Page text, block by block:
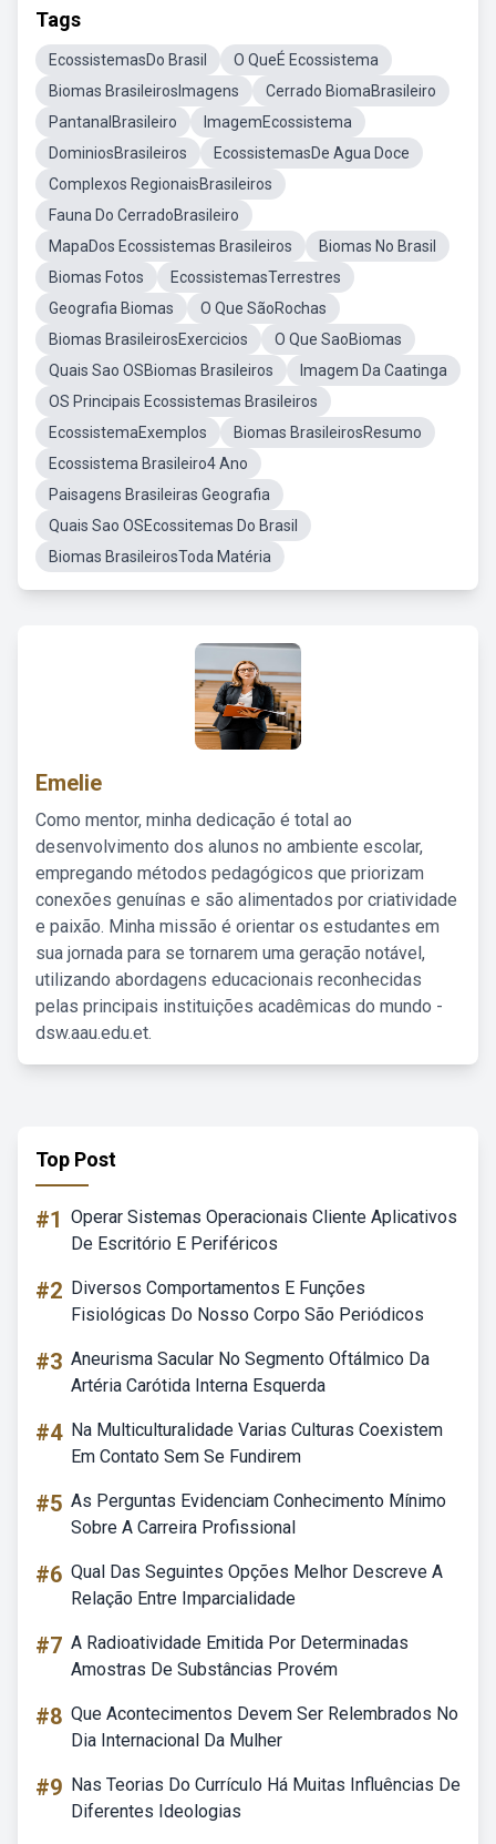
Tags
EcossistemasDo Brasil
O QueÉ Ecossistema
Biomas BrasileirosImagens
Cerrado BiomaBrasileiro
PantanalBrasileiro
ImagemEcossistema
DominiosBrasileiros
EcossistemasDe Agua Doce
Complexos RegionaisBrasileiros
Fauna Do CerradoBrasileiro
MapaDos Ecossistemas Brasileiros
Biomas No Brasil
Biomas Fotos
EcossistemasTerrestres
Geografia Biomas
O Que SãoRochas
Biomas BrasileirosExercicios
O Que SaoBiomas
Quais Sao OSBiomas Brasileiros
Imagem Da Caatinga
OS Principais Ecossistemas Brasileiros
EcossistemaExemplos
Biomas BrasileirosResumo
Ecossistema Brasileiro4 Ano
Paisagens Brasileiras Geografia
Quais Sao OSEcossitemas Do Brasil
Biomas BrasileirosToda Matéria
Emelie
Como mentor, minha dedicação é total ao
desenvolvimento dos alunos no ambiente escolar,
empregando métodos pedagógicos que priorizam
conexões genuínas e são alimentados por criatividade
e paixão. Minha missão é orientar os estudantes em
sua jornada para se tornarem uma geração notável,
utilizando abordagens educacionais reconhecidas
pelas principais instituições acadêmicas do mundo -
dsw.aau.edu.et.
Top Post
#1 Operar Sistemas Operacionais Cliente Aplicativos
De Escritório E Periféricos
#2 Diversos Comportamentos E Funções
Fisiológicas Do Nosso Corpo São Periódicos
#3 Aneurisma Sacular No Segmento Oftálmico Da
Artéria Carótida Interna Esquerda
#4 Na Multiculturalidade Varias Culturas Coexistem
Em Contato Sem Se Fundirem
#5 As Perguntas Evidenciam Conhecimento Mínimo
Sobre A Carreira Profissional
#6 Qual Das Seguintes Opções Melhor Descreve A
Relação Entre Imparcialidade
#7 A Radioatividade Emitida Por Determinadas
Amostras De Substâncias Provém
#8 Que Acontecimentos Devem Ser Relembrados No
Dia Internacional Da Mulher
#9 Nas Teorias Do Currículo Há Muitas Influências De
Diferentes Ideologias